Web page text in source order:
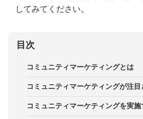
してみてください。
目次
コミュニティマーケティングとは
コミュニティマーケティングが注
価値観の多様化
コミュニティマーケティングを実